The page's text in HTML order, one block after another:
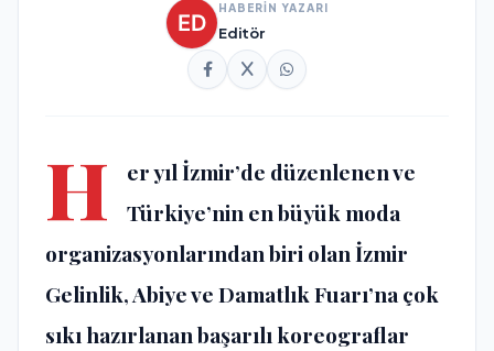
HABERİN YAZARI
Editör
H
er yıl İzmir’de düzenlenen ve
Türkiye’nin en büyük moda
organizasyonlarından biri olan İzmir
Gelinlik, Abiye ve Damatlık Fuarı’na çok
sıkı hazırlanan başarılı koreograflar